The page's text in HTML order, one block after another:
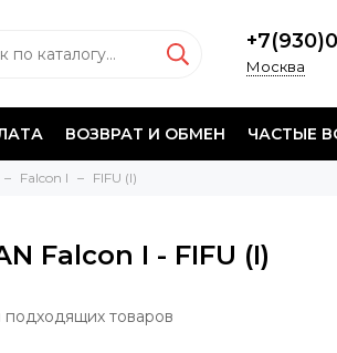
Москва
ВОЗВРАТ И ОБМЕН ЧАСТЫЕ
Falcon I FIFU (I)
Falcon I - FIFU (I)
товаров